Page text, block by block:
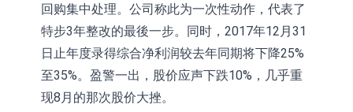
回购集中处理。公司称此为一次性动作，代表了
特步3年整改的最後一步。同时，2017年12月31
日止年度录得综合净利润较去年同期将下降25%
至35%。盈警一出，股价应声下跌10%，几乎重
现8月的那次股价大挫。